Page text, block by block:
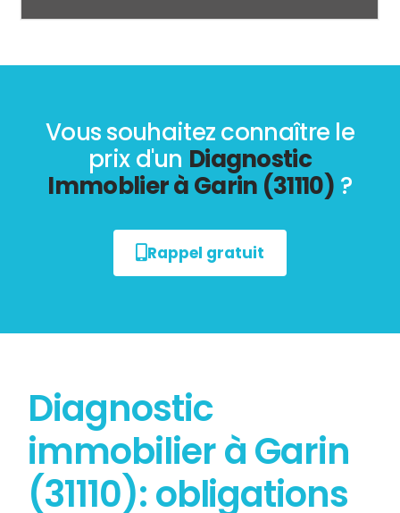
Vous souhaitez connaître le
prix d'un Diagnostic
Immoblier à Garin (31110) ?
Rappel gratuit
Diagnostic
immobilier à Garin
(31110): obligations